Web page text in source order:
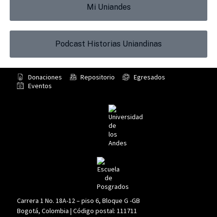
Mi Uniandes
Podcast Historias Uniandinas
Donaciones Repositorio
Egresados
Eventos
Carrera 1 No. 18A-12 – piso 6, Bloque G -GB
Bogotá, Colombia | Código postal: 111711